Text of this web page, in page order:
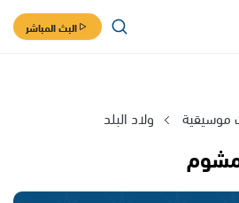
البث المباشر
موسيقية ولاد البلد